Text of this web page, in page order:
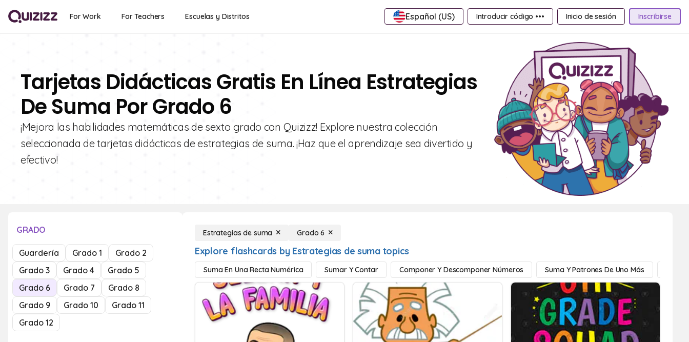
For Work For Teachers Escuelas y Distritos Español (US) Introducir código ••• Inicio de sesión Inscribirse
Tarjetas Didácticas Gratis En Línea Estrategias
De Suma Por Grado 6
¡Mejora las habilidades matemáticas de sexto grado con Quizizz! Explore nuestra colección
seleccionada de tarjetas didácticas de estrategias de suma. ¡Haz que el aprendizaje sea divertido y
efectivo!
GRADO
Guardería Grado 1
Grado 2
Grado 3
Grado 4
Grado 5
Grado 6
Grado 7
Grado 8
Grado 9
Grado 10
Grado 11
Grado 12
Estrategias de suma Grado 6
Explore flashcards by Estrategias de suma topics
Suma En Una Recta Numérica Sumar Y Contar Componer Y Descomponer Números Suma Y Patrones De Uno Más